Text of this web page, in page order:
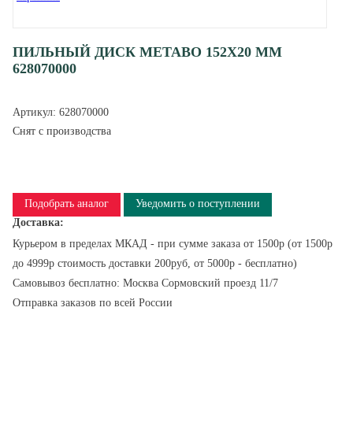
ПИЛЬНЫЙ ДИСК METABO 152Х20 ММ
628070000
Артикул: 628070000
Снят с производства
Подобрать аналог
Уведомить о поступлении
Доставка:
Курьером в пределах МКАД - при сумме заказа от 1500р (от 1500р
до 4999р стоимость доставки 200руб, от 5000р - бесплатно)
Самовывоз бесплатно: Москва Сормовский проезд 11/7
Отправка заказов по всей России